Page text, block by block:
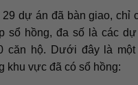
29 dự án đã bàn giao, chỉ
sổ hồng, đa số là các
căn hộ. Dưới đây là
khu vực đã có sổ hồng: